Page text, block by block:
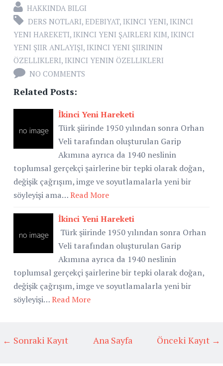
HAKKINDA BILGI
DERS NOTLARI, EDEBIYAT, IKINCI YENI, IKINCI
YENI HAREKETI, IKINCI YENI ŞAIRLERI KIM, IKINCI
YENI ŞIIR ANLAYIŞI, IKINCI YENI ŞIIRININ
ÖZELLIKLERI, IKINCI YENIN ÖZELLIKLERI
NO COMMENTS
Related Posts:
İkinci Yeni Hareketi
Türk şiirinde 1950 yılından sonra Orhan
Veli tarafından oluşturulan Garip
Akımına ayrıca da 1940 neslinin
toplumsal gerçekçi şairlerine bir tepki olarak doğan,
değişik çağrışım, imge ve soyutlamalarla yeni bir
söyleyişi ama…Read More
İkinci Yeni Hareketi
Türk şiirinde 1950 yılından sonra Orhan
Veli tarafından oluşturulan Garip
Akımına ayrıca da 1940 neslinin
toplumsal gerçekçi şairlerine bir tepki olarak doğan,
değişik çağrışım, imge ve soyutlamalarla yeni bir
söyleyişi…Read More
← Sonraki Kayıt Önceki Kayıt →
Ana Sayfa